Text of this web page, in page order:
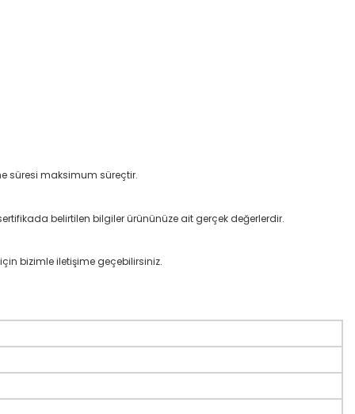
süresi maksimum süreçtir.
belirtilen bilgiler ürününüze ait gerçek değerlerdir.
bizimle iletişime geçebilirsiniz.